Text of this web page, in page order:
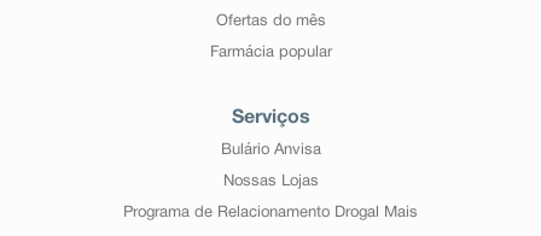
Ofertas do mês
Farmácia popular
Serviços
Bulário Anvisa
Nossas Lojas
Programa de Relacionamento Drogal Mais